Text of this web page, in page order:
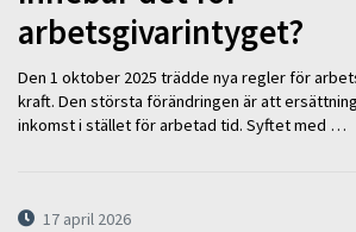
arbetsgivarintyget?
Den 1 oktober 2025 trädde nya regler för
kraft. Den största förändringen är att
inkomst i stället för arbetad tid. Syftet med …
17 april 2026